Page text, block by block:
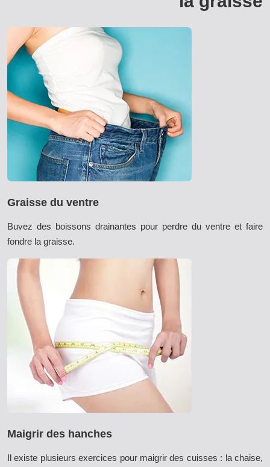
Graisse du ventre
Buvez des boissons drainantes pour perdre du ventre et faire
fondre la graisse.
Maigrir des hanches
Il existe plusieurs exercices pour maigrir des cuisses : la chaise,